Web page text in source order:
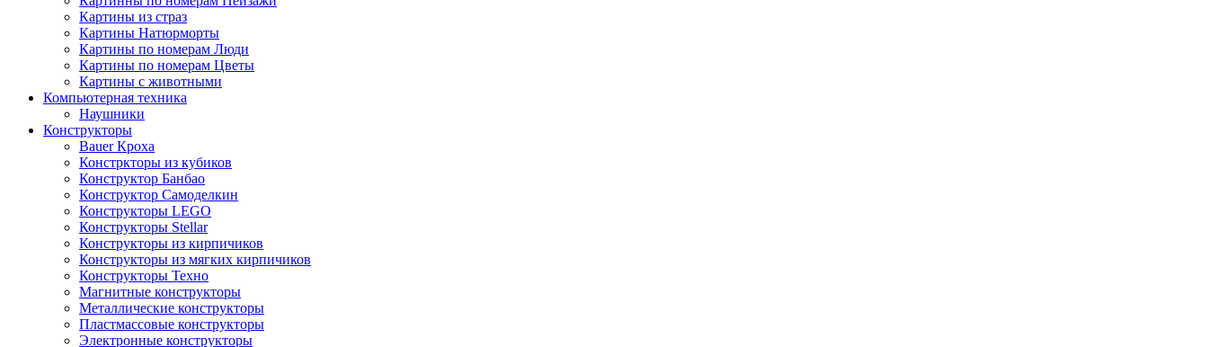
Картины из страз
Картины Натюрморты
Картины по номерам Люди
Картины по номерам Цветы
Картины с животными
Компьютерная техника
Наушники
Конструкторы
Bauer Кроха
Констркторы из кубиков
Конструктор Банбао
Конструктор Самоделкин
Конструкторы LEGO
Конструкторы Stellar
Конструкторы из кирпичиков
Конструкторы из мягких кирпичиков
Конструкторы Техно
Магнитные конструкторы
Металлические конструкторы
Пластмассовые конструкторы
Электронные конструкторы